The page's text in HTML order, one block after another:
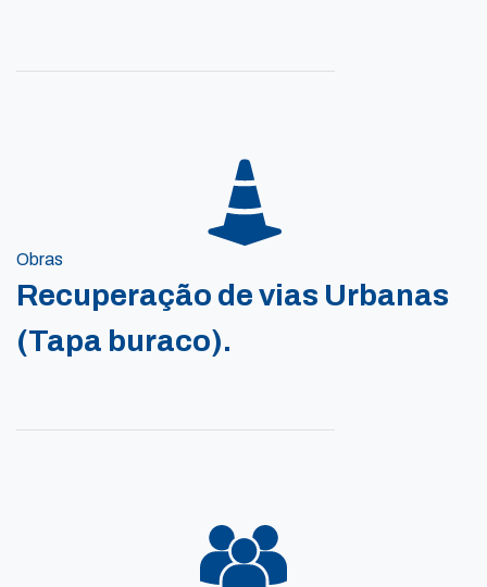
Obras
Recuperação de vias Urbanas
(Tapa buraco).